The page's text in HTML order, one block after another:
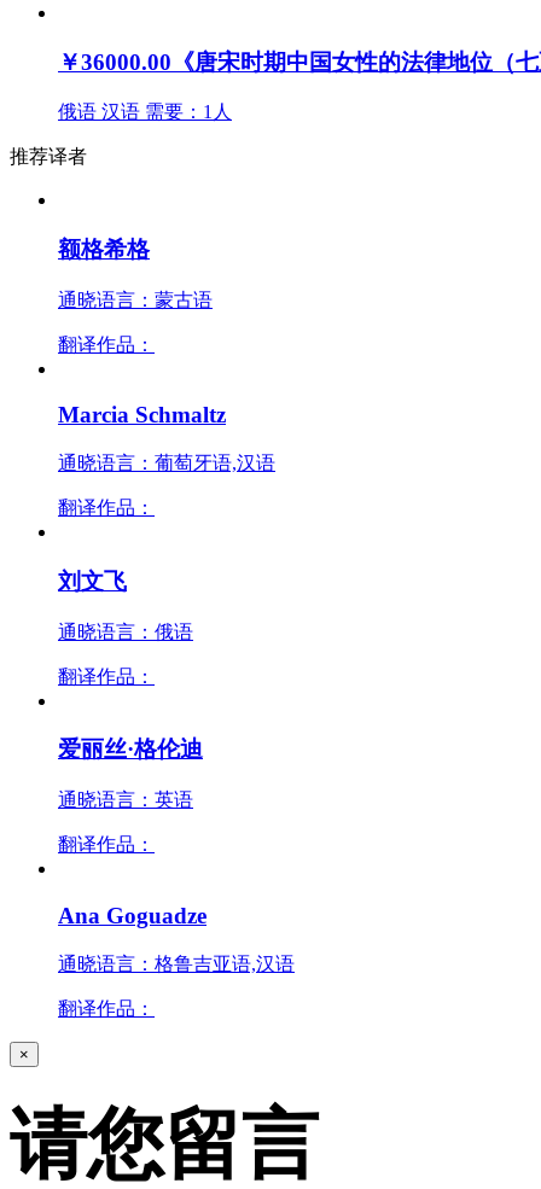
￥36000.00 《唐宋时期中国女性的法律地位（
俄语 汉语 需要：1人
推荐译者
额格希格
通晓语言：蒙古语
翻译作品：
Marcia Schmaltz
通晓语言：葡萄牙语,汉语
翻译作品：
刘文飞
通晓语言：俄语
翻译作品：
爱丽丝·格伦迪
通晓语言：英语
翻译作品：
Ana Goguadze
通晓语言：格鲁吉亚语,汉语
翻译作品：
×
请您留言